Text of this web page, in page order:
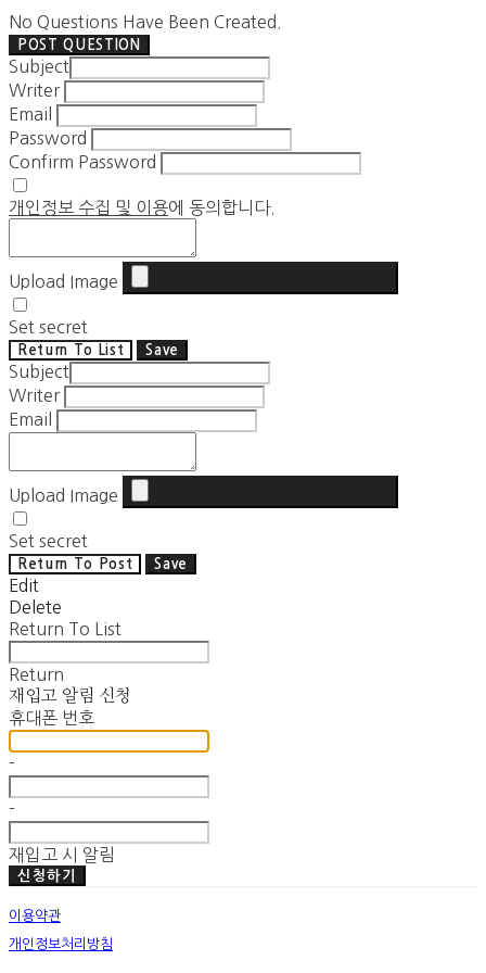
No Questions Have Been Created.
POST QUESTION
Subject
Writer
Email
Password
Confirm Password
개인정보 수집 및 이용에 동의합니다.
Upload Image
Set secret
Return To List Save
Subject
Writer
Email
Upload Image
Set secret
Return To Post Save
Edit
Delete
Return To List
Return
재입고 알림 신청
휴대폰 번호
-
-
재입고 시 알림
신청하기
이용약관
개인정보처리방침